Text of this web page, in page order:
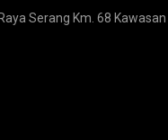
Serang Km. 68